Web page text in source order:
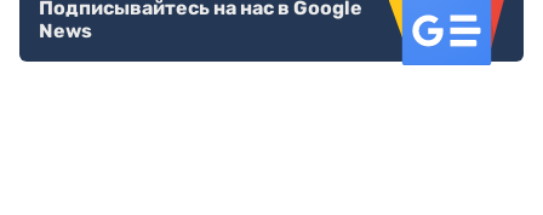
Подписывайтесь на нас в Google
News